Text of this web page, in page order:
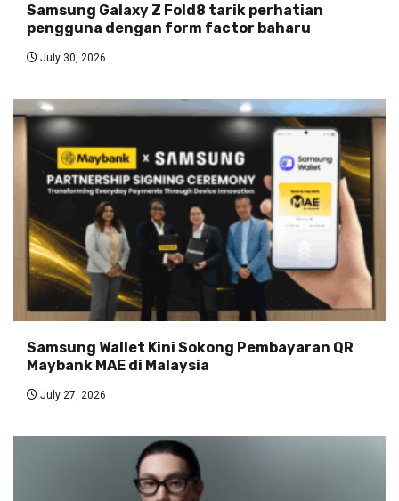
Samsung Galaxy Z Fold8 tarik perhatian
pengguna dengan form factor baharu
July 30, 2026
Samsung Wallet Kini Sokong Pembayaran QR
Maybank MAE di Malaysia
July 27, 2026